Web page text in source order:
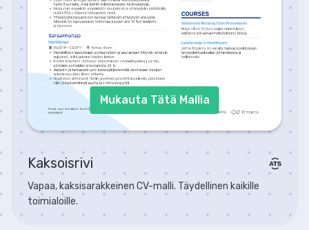
Mukauta Tätä Mallia
Kaksoisrivi
Vapaa, kaksisarakkeinen CV-malli. Täydellinen kaikille
toimialoille.